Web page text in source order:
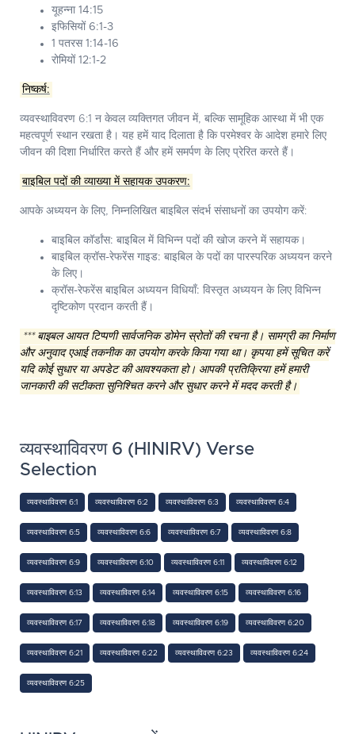
यूहन्ना 14:15
इफिसियों 6:1-3
1 पतरस 1:14-16
रोमियों 12:1-2
निष्कर्ष:
व्यवस्थाविवरण 6:1 न केवल व्यक्तिगत जीवन में, बल्कि सामूहिक आस्था में भी एक
महत्वपूर्ण स्थान रखता है। यह हमें याद दिलाता है कि परमेश्वर के आदेश हमारे लिए
जीवन की दिशा निर्धारित करते हैं और हमें समर्पण के लिए प्रेरित करते हैं।
बाइबिल पदों की व्याख्या में सहायक उपकरण:
आपके अध्ययन के लिए, निम्नलिखित बाइबिल संदर्भ संसाधनों का उपयोग करें:
बाइबिल कॉर्डांस: बाइबिल में विभिन्न पदों की खोज करने में सहायक।
बाइबिल क्रॉस-रेफरेंस गाइड: बाइबिल के पदों का पारस्परिक अध्ययन करने
के लिए।
क्रॉस-रेफरेंस बाइबिल अध्ययन विधियाँ: विस्तृत अध्ययन के लिए विभिन्न
दृष्टिकोण प्रदान करती हैं।
*** बाइबल आयत टिप्पणी सार्वजनिक डोमेन स्रोतों की रचना है। सामग्री का निर्माण
और अनुवाद एआई तकनीक का उपयोग करके किया गया था। कृपया हमें सूचित करें
यदि कोई सुधार या अपडेट की आवश्यकता हो। आपकी प्रतिक्रिया हमें हमारी
जानकारी की सटीकता सुनिश्चित करने और सुधार करने में मदद करती है।
व्यवस्थाविवरण 6 (HINIRV) Verse
Selection
व्यवस्थाविवरण 6:1 व्यवस्थाविवरण 6:2 व्यवस्थाविवरण 6:3 व्यवस्थाविवरण 6:4
व्यवस्थाविवरण 6:5 व्यवस्थाविवरण 6:6 व्यवस्थाविवरण 6:7 व्यवस्थाविवरण 6:8
व्यवस्थाविवरण 6:9 व्यवस्थाविवरण 6:10 व्यवस्थाविवरण 6:11 व्यवस्थाविवरण 6:12
व्यवस्थाविवरण 6:13 व्यवस्थाविवरण 6:14 व्यवस्थाविवरण 6:15 व्यवस्थाविवरण 6:16
व्यवस्थाविवरण 6:17 व्यवस्थाविवरण 6:18 व्यवस्थाविवरण 6:19 व्यवस्थाविवरण 6:20
व्यवस्थाविवरण 6:21 व्यवस्थाविवरण 6:22 व्यवस्थाविवरण 6:23 व्यवस्थाविवरण 6:24
व्यवस्थाविवरण 6:25